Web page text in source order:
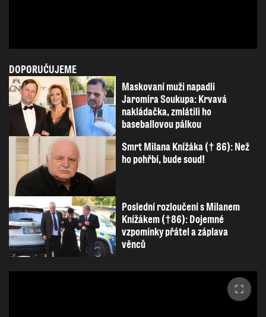
DOPORUČUJEME
Maskovaní muži napadli
Jaromíra Soukupa: Krvavá
nakládačka, zmlátili ho
baseballovou pálkou
Smrt Milana Knížáka († 86): Než
ho pohřbí, bude soud!
Poslední rozloučení s Milanem
Knížákem (†86): Dojemné
vzpomínky přátel a záplava
věnců